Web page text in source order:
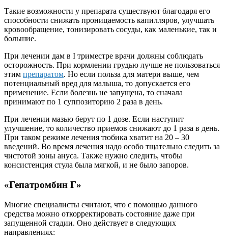
Такие возможности у препарата существуют благодаря его
способности снижать проницаемость капилляров, улучшать
кровообращение, тонизировать сосуды, как маленькие, так и
большие.
При лечении дам в I триместре врачи должны соблюдать
осторожность. При кормлении грудью лучше не пользоваться
этим препаратом. Но если польза для матери выше, чем
потенциальный вред для малыша, то допускается его
применение. Если болезнь не запущена, то сначала
принимают по 1 суппозиторию 2 раза в день.
При лечении мазью берут по 1 дозе. Если наступит
улучшение, то количество приемов снижают до 1 раза в день.
При таком режиме лечения тюбика хватит на 20 – 30
введений. Во время лечения надо особо тщательно следить за
чистотой зоны ануса. Также нужно следить, чтобы
консистенция стула была мягкой, и не было запоров.
«Гепатромбин Г»
Многие специалисты считают, что с помощью данного
средства можно откорректировать состояние даже при
запущенной стадии. Оно действует в следующих
направлениях: